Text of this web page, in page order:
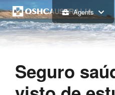
Agents
Seguro